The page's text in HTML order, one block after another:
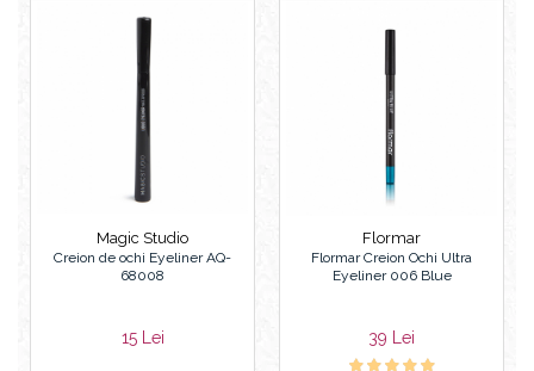
Magic Studio
Creion de ochi Eyeliner AQ-
68008
15 Lei
Flormar
Flormar Creion Ochi Ultra
Eyeliner 006 Blue
39 Lei